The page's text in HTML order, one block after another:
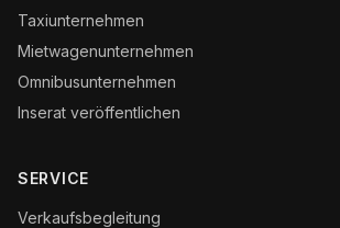
Taxiunternehmen
Mietwagenunternehmen
Omnibusunternehmen
Inserat veröffentlichen
SERVICE
Verkaufsbegleitung